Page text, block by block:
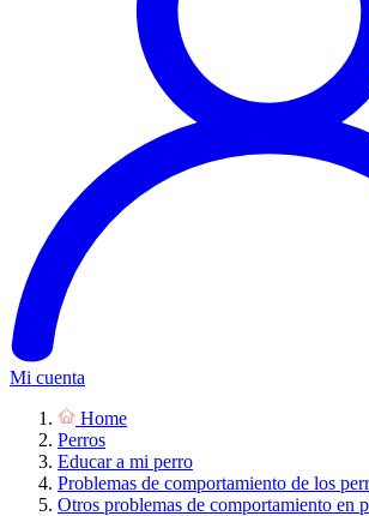
Mi cuenta
Home
Perros
Educar a mi perro
Problemas de comportamiento de los
Otros problemas de comportamiento en